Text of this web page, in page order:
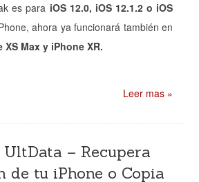
es para iOS 12.0, iOS 12.1.2 o iOS
ahora ya funcionará también en
XS Max y iPhone XR.
Leer mas »
– Recupera
de tu iPhone o Copia